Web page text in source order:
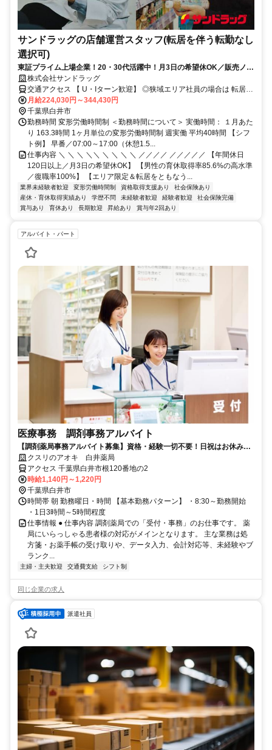
サンドラッグの店舗運営スタッフ(転居を伴う転勤なし
選択可)
東証プライム上場企業！20・30代活躍中！月3日の希望休OK／販売ノル
マなし／年収例32歳SV816万円／販促企画～商品管理など店舗運営がメ
インの仕事
株式会社サンドラッグ
交通アクセス 【 U・Iターン歓迎】 ◎狭域エリア社員の場合は 転居を
伴う転勤はありません。 ◎マイカー通勤OK
月給224,030円～344,430円
千葉県白井市
勤務時間 変形労働時間制 ＜勤務時間について＞ 実働時間： １月あた
り 163.3時間 1ヶ月単位の変形労働時間制 週実働 平均40時間 【シフ
ト例】 早番／07:00～17:00（休憩1.5...
仕事内容 ＼ ＼ ＼ ＼＼ ＼ ＼ ＼ ＼ ／／／／ ／／／／／ 【年間休日
120日以上／月3日の希望休OK】 【男性の育休取得率85.6%の高水準
／復職率100%】 【エリア限定＆転居をともなう...
業界未経験者歓迎 変形労働時間制 資格取得支援あり
社会保険あり
産休・育休取得実績あり
学歴不問 未経験者歓迎 経験者歓迎
社会保険完備
賞与あり
育休あり 長期歓迎 昇給あり 賞与年2回あり
アルバイト・パート
医療事務 調剤事務アルバイト
【調剤薬局事務アルバイト募集】資格・経験一切不要！日祝はお休みの
お仕事！
クスリのアオキ 白井薬局
アクセス 千葉県白井市根120番地の2
時給1,140円～1,220円
千葉県白井市
時間帯 朝 勤務曜日・時間 【基本勤務パターン】 ・8:30～勤務開始
・1日3時間～5時間程度
仕事情報 ● 仕事内容 調剤薬局での「受付・事務」のお仕事です。 薬
局にいらっしゃる患者様の対応がメインとなります。 主な業務は処
方箋・お薬手帳の受け取りや、データ入力、会計対応等、未経験やブ
ランク...
主婦・主夫歓迎 交通費支給 シフト制
同じ企業の求人
派遣社員